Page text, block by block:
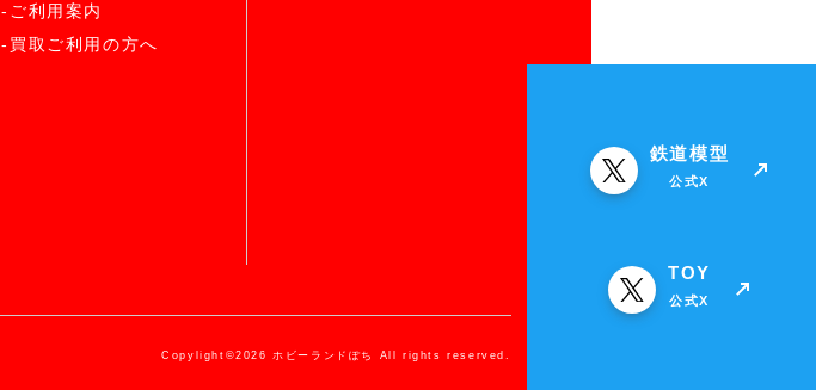
-ご利用案内
-買取ご利用の方へ
Copylight©2026 ホビーランドぽち All rights reserved.
鉄道模型
公式X
TOY
公式X